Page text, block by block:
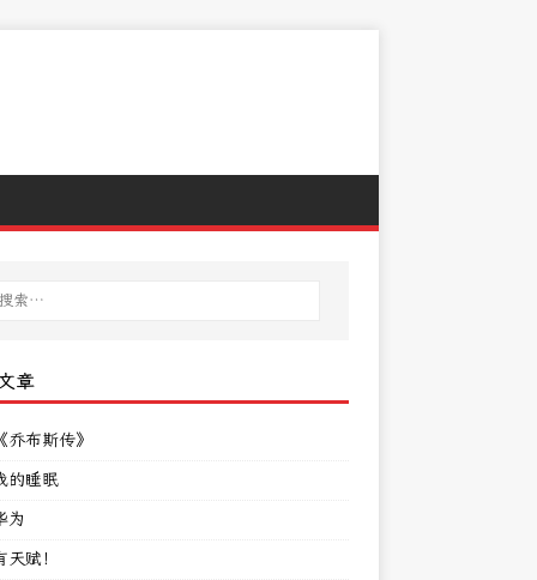
章
乔布斯传》
的睡眠
为
赋！